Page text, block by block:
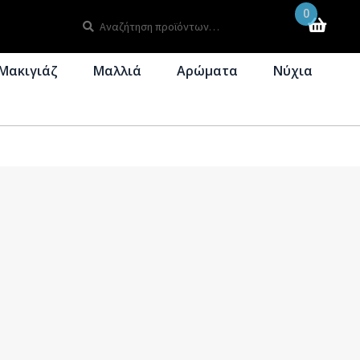
για:
0
Μαλλιά Αρώματα Νύχια